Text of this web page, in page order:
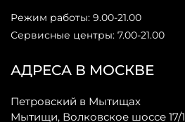
АДРЕСА В МОСКВЕ
Петровский в Мытищах
Мытищи, Волковское шоссе 17/1
Режим работы: 9.00-21.00
Сервисные центры: 7.00-21.00